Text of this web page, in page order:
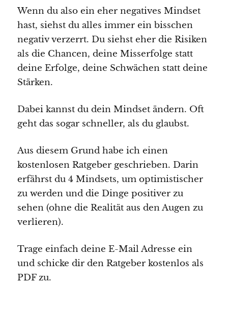
Wenn du also ein eher negatives Mindset
hast, siehst du alles immer ein bisschen
negativ verzerrt. Du siehst eher die Risiken
als die Chancen, deine Misserfolge statt
deine Erfolge, deine Schwächen statt deine
Stärken.
Dabei kannst du dein Mindset ändern. Oft
geht das sogar schneller, als du glaubst.
Aus diesem Grund habe ich einen
kostenlosen Ratgeber geschrieben. Darin
erfährst du 4 Mindsets, um optimistischer
zu werden und die Dinge positiver zu
sehen (ohne die Realität aus den Augen zu
verlieren).
Trage einfach deine E-Mail Adresse ein
und schicke dir den Ratgeber kostenlos als
PDF zu.